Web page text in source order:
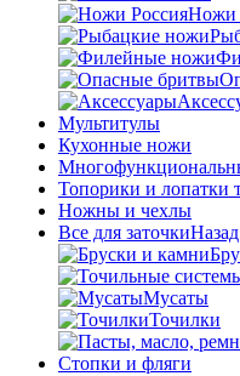
Ножи
Мультитулы
Кухонные ножи
Топорики и лопатки
Ножны и чехлы
Все для заточкиНазад
Мусаты
Точилки
Стопки и фляги